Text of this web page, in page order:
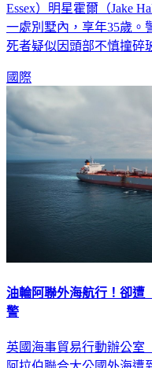
Essex）明星霍爾（Jake
一處別墅內，享年35歲。
死者疑似因頭部不慎撞碎
國際
油輪阿聯外海航行！卻
警
英國海事貿易行動辦公室